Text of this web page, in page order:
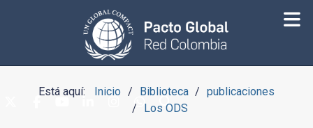
Está aquí: Inicio Biblioteca
publicaciones
Los ODS